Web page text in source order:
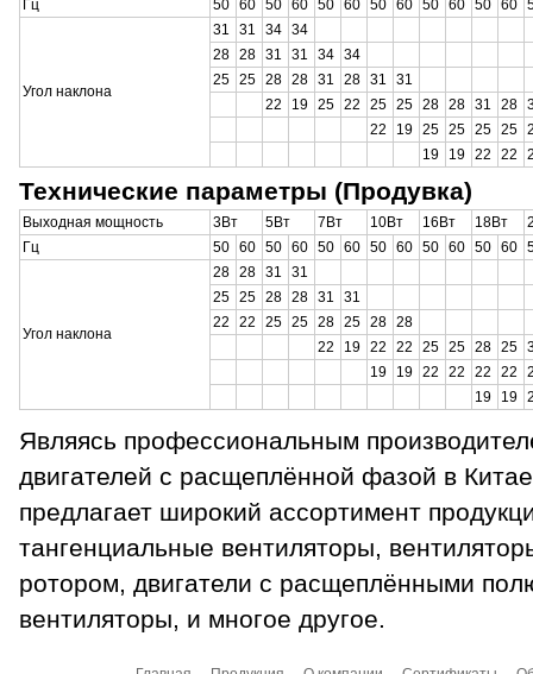
Гц
50 60 50 60 50 60 50 60 50 60 50 60
Угол наклона
31 31 34 34
28 28 31 31 34 34
25 25 28 28 31 28 31
31
22
19 25 22 25 25 28 28 31 28
22
19 25 25 25 25
19
19 22 22
Технические параметры (Продувка)
Выходная мощность 3Вт 5Вт 7Вт 10Вт 16Вт 18Вт
Гц
50 60 50 60 50 60 50 60 50 60 50 60
Угол наклона
28 28 31
31
25 25 28 28 31
31
22
22 25 25 28 25 28 28
22
19 22 22 25 25 28 25
19
19 22 22 22 22
19
19
Являясь профессиональным
двигателей с расщеплённой фазой в
предлагает широкий ассортимент
тангенциальные вентиляторы,
ротором, двигатели с расщеплёнными
вентиляторы, и многое другое.